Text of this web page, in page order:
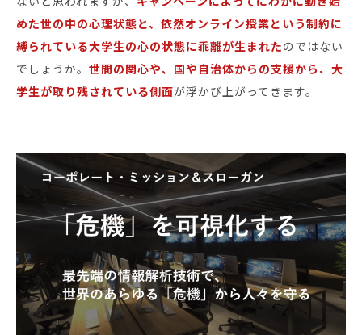
めた世の中の心理状態と、依然オンライン授業という制約に
縛られている大学生の心の状態に乖離が生まれたのではない
でしょうか。 世間の関心や、国や自治体からの支援から、大
学生が取り残されている側面が浮かび上がってきます。